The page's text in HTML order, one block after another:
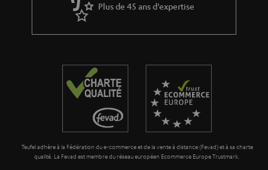
Plus de 45 ans d'expertise
Teufel adhère à la Fédération du e-commerce et de la vente à distance (Fevad) et à sa charte
qualité. La Fevad est membre du réseau européen Ecommerce Europe Trustmark.